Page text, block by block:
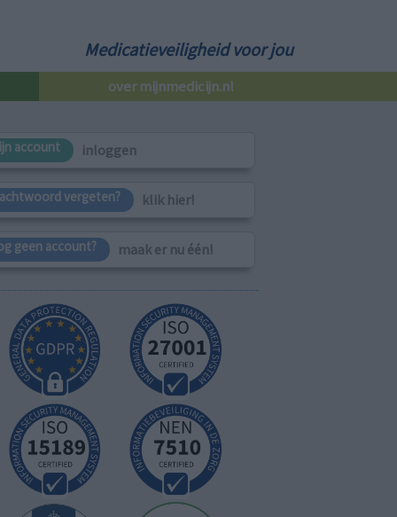
Medicatieveiligheid voor jou
over mijnmedicijn.nl
account inloggen
vergeten? klik hier!
geen account? maak er nu één!